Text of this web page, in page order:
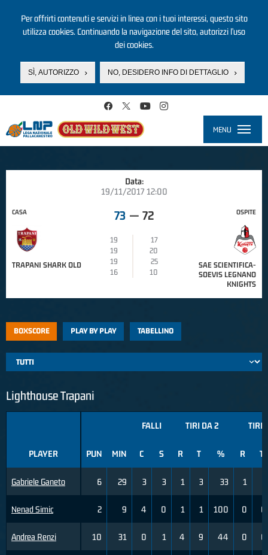
Per offrirti contenuti e servizi in linea con i tuoi interessi, questo sito
utilizza cookies. Continuando la navigazione del sito, autorizzi l’uso
dei cookies.
SÌ, AUTORIZZO NO, DESIDERO INFO DI DETTAGLIO
MENU
Data:
19/11/2017 12:00
CASA
TRAPANI SHARK OLD
73 — 72
19
17
19
20
19
25
16
10
OSPITE
SAE SCIENTIFICA-
SOEVIS LEGNANO
KNIGHTS
BOXSCORE PLAY BY PLAY TABELLINO
Lighthouse Trapani
PLAYER
Gabriele Ganeto
Nenad Simic
Andrea Renzi
FALLI TIRI DA 2 TIRI
PUN MIN C S R T % R T
6 29 3 3 1 3 33 1
2 9 4 0 1 1 100 0 0
10 31 0 1 4 9 44 0 0